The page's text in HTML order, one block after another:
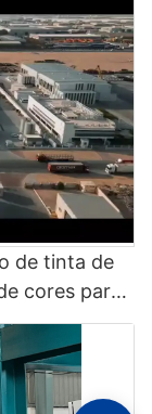
de tinta de
cores para